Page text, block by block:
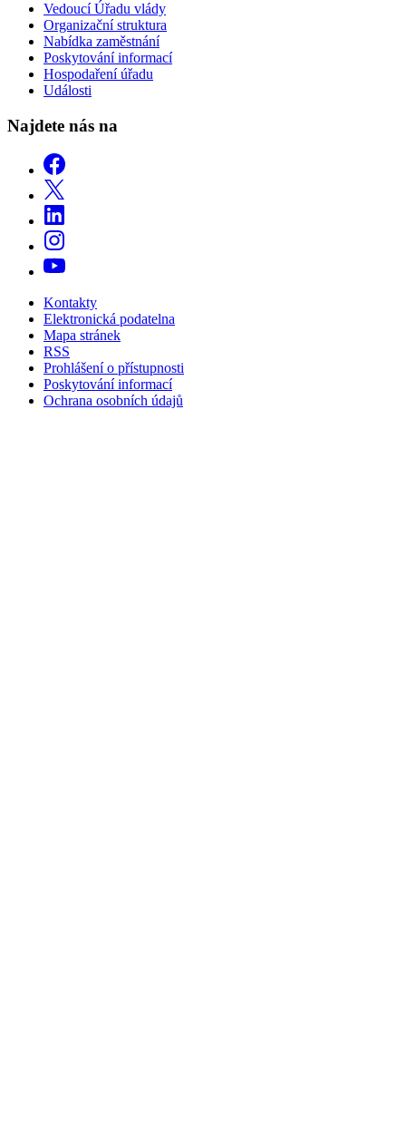
Vedoucí Úřadu vlády
Organizační struktura
Nabídka zaměstnání
Poskytování informací
Hospodaření úřadu
Události
Najdete nás na
Kontakty
Elektronická podatelna
Mapa stránek
RSS
Prohlášení o přístupnosti
Poskytování informací
Ochrana osobních údajů